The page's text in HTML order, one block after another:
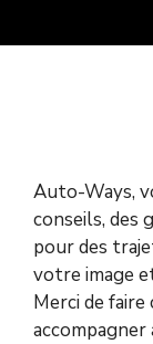
Auto-Ways,
conseils, des
pour des
votre image
Merci de
accompagner